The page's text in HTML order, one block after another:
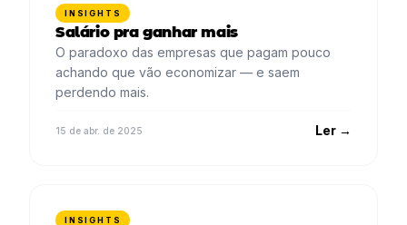
INSIGHTS
Salário pra ganhar mais
O paradoxo das empresas que pagam pouco
achando que vão economizar — e saem
perdendo mais.
15 de abr. de 2025 Ler →
INSIGHTS